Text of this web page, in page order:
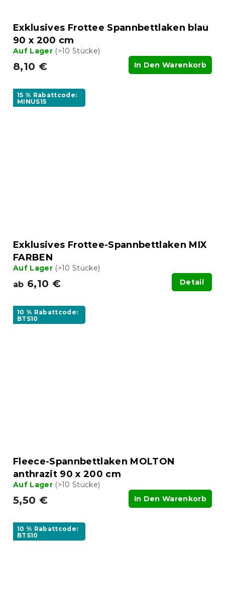
Exklusives Frottee Spannbettlaken blau
90 x 200 cm
Auf Lager (>10 Stücke)
8,10 € In Den Warenkorb
15 % Rabattcode:
MINUS15
Exklusives Frottee-Spannbettlaken MIX
FARBEN
Auf Lager (>10 Stücke)
ab 6,10 € Detail
10 % Rabattcode:
BTS10
Fleece-Spannbettlaken MOLTON
anthrazit 90 x 200 cm
Auf Lager (>10 Stücke)
5,50 € In Den Warenkorb
10 % Rabattcode:
BTS10